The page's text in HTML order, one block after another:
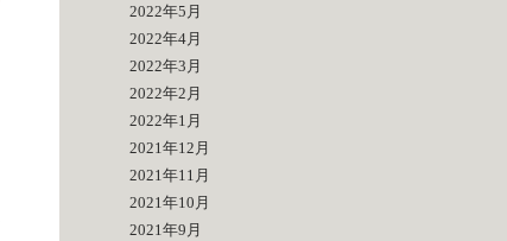
2022年5月
2022年4月
2022年3月
2022年2月
2022年1月
2021年12月
2021年11月
2021年10月
2021年9月